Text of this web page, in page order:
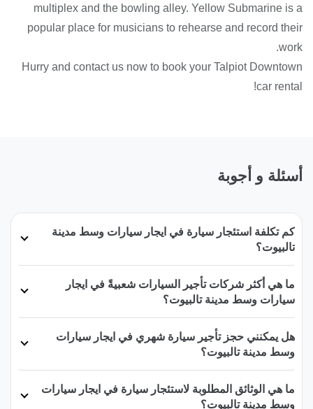
multiplex and the bowling alley. Yellow Submarine is a
popular place for musicians to rehearse and record their
work.
Hurry and contact us now to book your Talpiot Downtown
car rental!
أسئلة و أجوبة
كم تكلفة استئجار سيارة في ايجار سيارات وسط مدينة
تالبيوت؟
ما هي أكثر شركات تأجير السيارات شعبيةً في ايجار
سيارات وسط مدينة تالبيوت؟
هل يمكنني حجز تأجير سيارة شهري في ايجار سيارات
وسط مدينة تالبيوت؟
ما هي الوثائق المطلوبة لاستئجار سيارة في ايجار سيارات
وسط مدينة تالبيوت؟